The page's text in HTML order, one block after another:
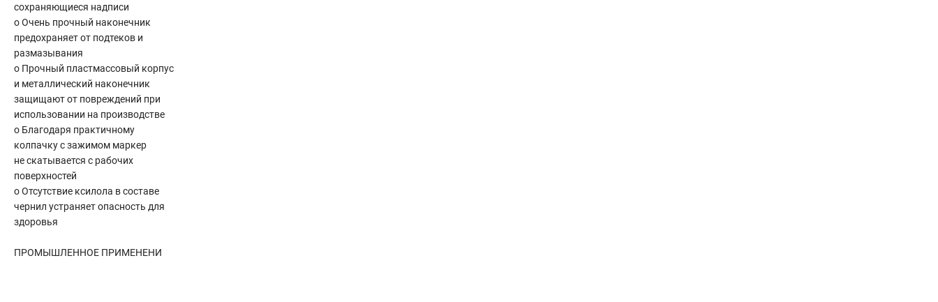
Канализация
Таймеры подачи воды
Водонагреватели накопительные
Тройники сантехнические
сохраняющиеся надписи
o Очень прочный наконечник
предохраняет от подтеков и
размазывания
o Прочный пластмассовый корпус
и металлический наконечник
защищают от повреждений при
использовании на производстве
o Благодаря практичному
колпачку с зажимом маркер
не скатывается с рабочих
поверхностей
o Отсутствие ксилола в составе
чернил устраняет опасность для
здоровья
ПРОМЫШЛЕННОЕ ПРИМЕНЕНИ